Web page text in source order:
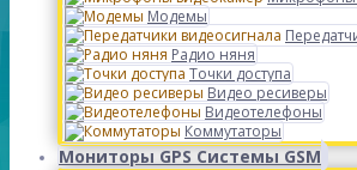
Модемы
Радио няня
Точки доступа
Видео ресиверы
Видеотелефоны
Коммутаторы
Мониторы GPS Системы GSM